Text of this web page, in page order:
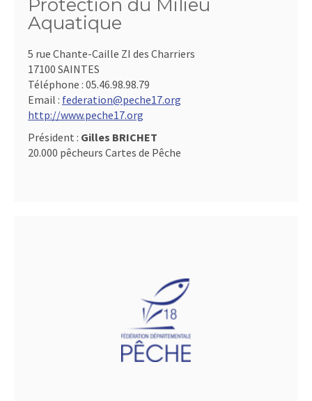
Protection du Milieu
Aquatique
5 rue Chante-Caille ZI des Charriers
17100 SAINTES
Téléphone : 05.46.98.98.79
Email : federation@peche17.org
http://www.peche17.org
Président : Gilles BRICHET
20.000 pêcheurs Cartes de Pêche